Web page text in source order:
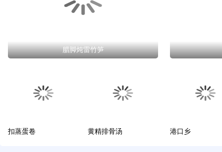
腊脚炖雷竹笋
扣蒸蛋卷 黄精排骨汤 港口乡